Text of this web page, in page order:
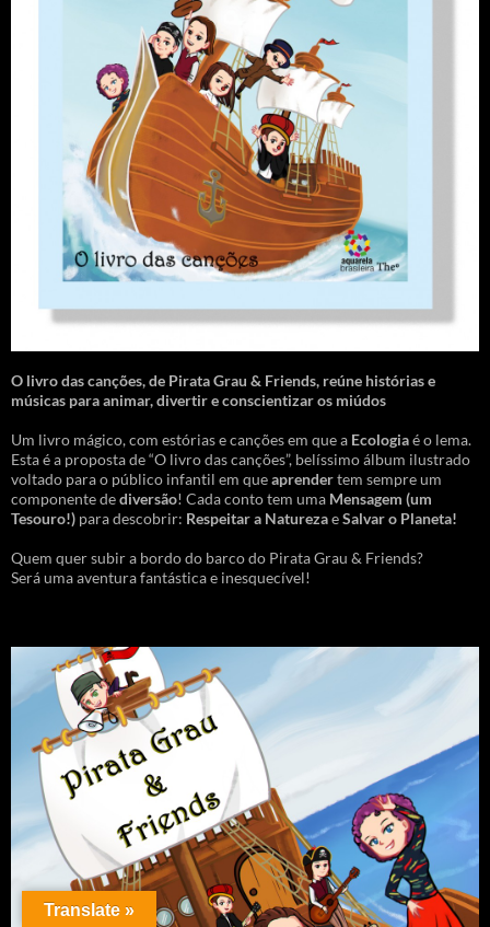
O livro das canções,de Pirata Grau & Friends, reúne histórias e
músicas para animar, divertir e conscientizar os miúdos
Um livro mágico, com estórias e canções em que a Ecologiaé o lema.
Esta é a proposta de “O livro das canções”, belíssimo álbum ilustrado
voltado para o público infantil em queaprendertem sempre um
componente dediversão! Cada conto tem uma Mensagem (um
Tesouro!) para descobrir: Respeitar a NaturezaeSalvar o Planeta!
Quem quer subir a bordo do barco do Pirata Grau & Friends?
Será uma aventura fantástica e inesquecível!
Translate »